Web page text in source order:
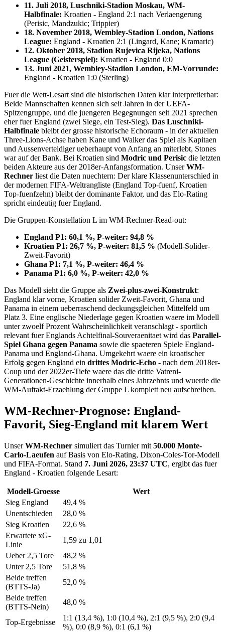
11. Juli 2018, Luschniki-Stadion Moskau, WM-
Halbfinale: Kroatien - England 2:1 nach Verlaengerung
(Perisic, Mandzukic; Trippier)
18. November 2018, Wembley-Stadion London, Nations
League: England - Kroatien 2:1 (Lingard, Kane; Kramaric)
12. Oktober 2018, Stadion Rujevica Rijeka, Nations
League (Geisterspiel): Kroatien - England 0:0
13. Juni 2021, Wembley-Stadion London, EM-Vorrunde:
England - Kroatien 1:0 (Sterling)
Fuer die Wett-Lesart sind die historischen Daten klar interpretierbar:
Beide Mannschaften kennen sich seit Jahren in der UEFA-
Spitzengruppe, und die juengeren Begegnungen seit 2021 sprechen
eher fuer England (zwei Siege, ein Test-Sieg). Das Luschniki-
Halbfinale bleibt der grosse historische Echoraum - in der aktuellen
Three-Lions-Achse haben Kane und Walker das Spiel als Kapitaen
und Aussenverteidiger ueberhaupt von Anfang an miterlebt, Stones
war auf der Bank. Bei Kroatien sind Modric und Perisic die letzten
beiden Akteure aus der 2018er-Anfangsformation. UnserWM-
Rechner liest die Daten nuechtern: Der klare Klassenunterschied in
der modernen FIFA-Weltrangliste (England Top-fuenf, Kroatien
Top-fuenfzehn) bleibt der dominante Faktor, und das Elo-Rating
spricht eindeutig fuer England.
Die Gruppen-Konstellation L im WM-Rechner-Read-out:
England P1: 60,1 %, P-weiter: 94,8 %
Kroatien P1: 26,7 %, P-weiter: 81,5 % (Modell-Solider-
Zweit-Favorit)
Ghana P1: 7,1 %, P-weiter: 46,4 %
Panama P1: 6,0 %, P-weiter: 42,0 %
Das Modell sieht die Gruppe als Zwei-plus-zwei-Konstrukt:
England klar vorne, Kroatien solider Zweit-Favorit, Ghana und
Panama in einem ueberraschend deckungsgleichen Mittelfeld um
Platz 3. Eine englische Niederlage gegen Kroatien waere im Modell
unter zwoelf Prozent Wahrscheinlichkeit veranschlagt - sportlich
relevant fuer Englands Achtelfinal-Souveraenitaet wird das Parallel-
Spiel Ghana gegen Panama sowie die spaeteren Spiele England-
Panama und England-Ghana. Umgekehrt waere ein kroatischer
Erfolg gegen England ein drittes Modric-Echo - nach dem 2018er-
Coup und der 2022er-Tiefe waere das die dritte Vatreni-
Generationen-Geschichte innerhalb eines Jahrzehnts und wuerde die
WM-Auftakt-Erzaehlung der Gruppe L komplett neu aufschreiben.
WM-Rechner-Prognose: England-
Favorit, Sieg-England mit klarem Wert
UnserWM-Rechner simuliert das Turnier mit 50.000 Monte-
Carlo-Laeufen auf Basis von Elo-Rating, Dixon-Coles-Tor-Modell
und FIFA-Format. Stand 7. Juni 2026, 23:37 UTC, ergibt das fuer
England - Kroatien folgende Lesart:
Modell-Groesse
Wert
Sieg England
49,4 %
Unentschieden
28,0 %
Sieg Kroatien
22,6 %
Erwartete xG-
Linie
1,59 zu 1,01
Ueber 2,5 Tore
48,2 %
Unter 2,5 Tore
51,8 %
Beide treffen
(BTTS-Ja)
52,0 %
Beide treffen
(BTTS-Nein)
48,0 %
Top-Ergebnisse
1:1 (13,4 %), 1:0 (10,4 %), 2:1 (9,5 %), 2:0 (9,4
%), 0:0 (8,9 %), 0:1 (6,1 %)